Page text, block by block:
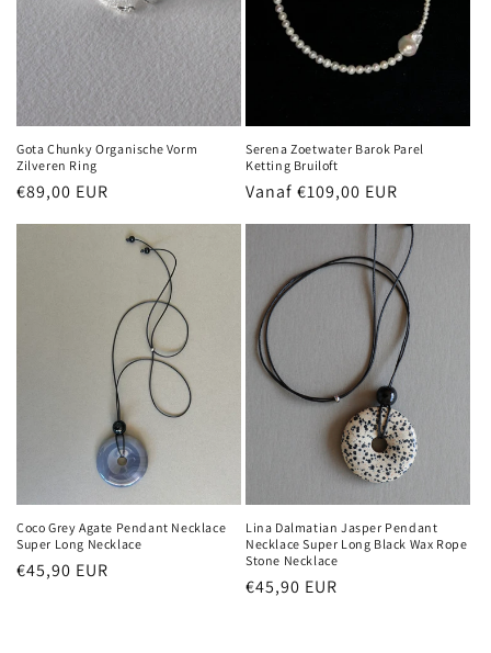
Gota Chunky Organische Vorm
Zilveren Ring
Normale
€89,00 EUR
Serena Zoetwater Barok Parel
Ketting Bruiloft
Normale
Vanaf €109,00 EUR
Coco Grey Agate Pendant Necklace
Super Long Necklace
Normale
€45,90 EUR
Lina Dalmatian Jasper Pendant
Necklace Super Long Black Wax Rope
Stone Necklace
Normale
€45,90 EUR